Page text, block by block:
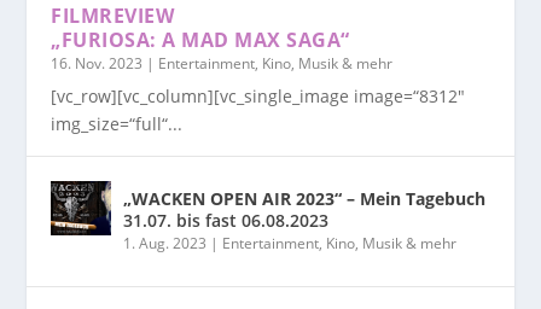
FILMREVIEW
„FURIOSA: A MAD MAX SAGA“
16. Nov. 2023 | Entertainment, Kino, Musik & mehr
[vc_row][vc_column][vc_single_image image=“8312″
img_size=“full“...
„WACKEN OPEN AIR 2023“ – Mein Tagebuch
31.07. bis fast 06.08.2023
1. Aug. 2023 | Entertainment, Kino, Musik & mehr